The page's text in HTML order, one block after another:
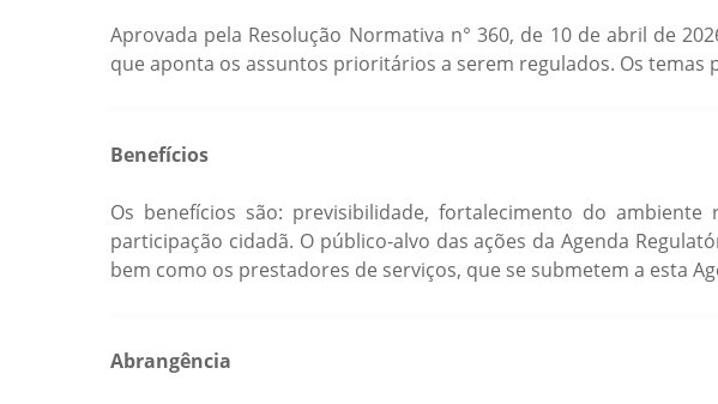
Aprovada pela Resolução Normativa n° 360, de 10 de abril de
que aponta os assuntos prioritários a serem regulados. Os
Benefícios
Os benefícios são: previsibilidade, fortalecimento do
participação cidadã. O público-alvo das ações da Agenda
bem como os prestadores de serviços, que se submetem a esta
Abrangência